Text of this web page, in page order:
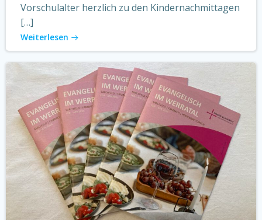
Vorschulalter herzlich zu den Kindernachmittagen
[…]
Weiterlesen